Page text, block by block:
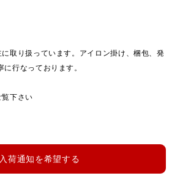
取り扱っています。アイロン掛け、梱包、発
行なっております。
下さい
荷通知を希望する